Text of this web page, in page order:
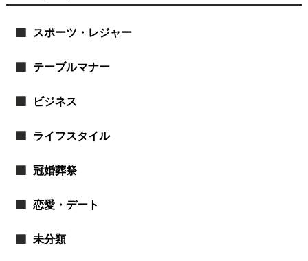
スポーツ・レジャー
テーブルマナー
ビジネス
ライフスタイル
冠婚葬祭
恋愛・デート
未分類